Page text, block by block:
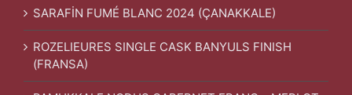
SARAFİN FUMÉ BLANC 2024 (ÇANAKKALE)
ROZELIEURES SINGLE CASK BANYULS FINISH
(FRANSA)